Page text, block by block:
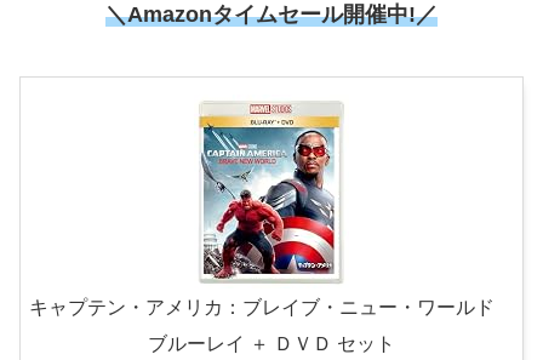
＼Amazonタイムセール開催中!／
キャプテン・アメリカ：ブレイブ・ニュー・ワールド
ブルーレイ ＋ ＤＶＤ セット